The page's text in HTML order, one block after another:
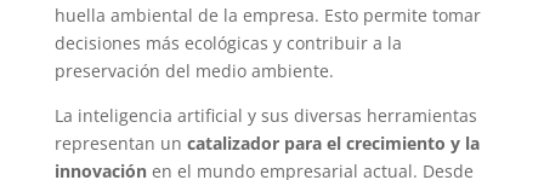
huella ambiental de la empresa. Esto permite tomar
decisiones más ecológicas y contribuir a la
preservación del medio ambiente.
La inteligencia artificial y sus diversas herramientas
representan un catalizador para el crecimiento y la
innovaciónen el mundo empresarial actual. Desde